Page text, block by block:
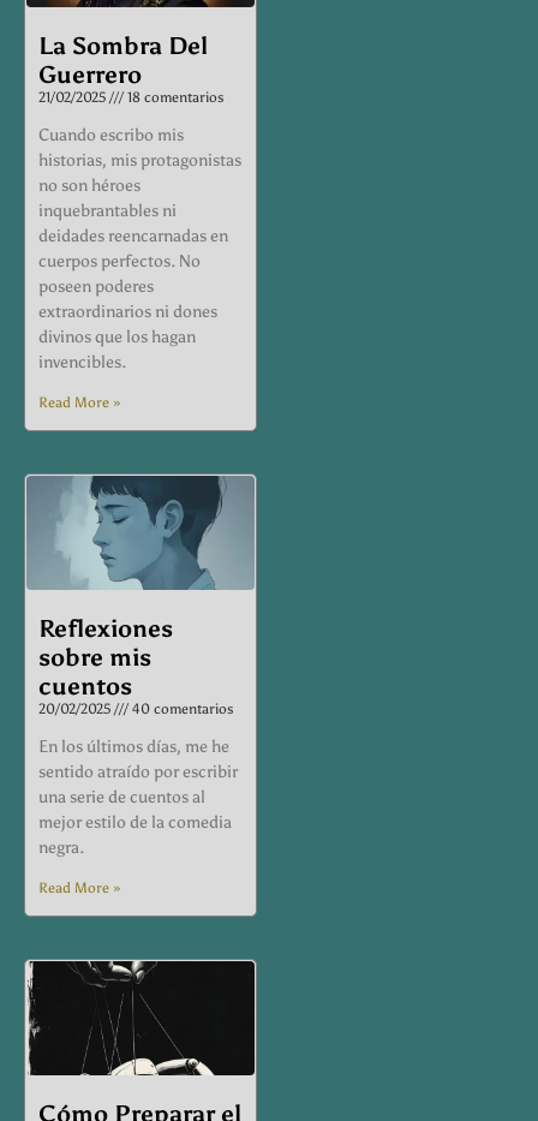
La Sombra Del
Guerrero
21/02/2025 18 comentarios
Cuando escribo mis
historias, mis protagonistas
no son héroes
inquebrantables ni
deidades reencarnadas en
cuerpos perfectos. No
poseen poderes
extraordinarios ni dones
divinos que los hagan
invencibles.
Read More »
Reflexiones
sobre mis
cuentos
20/02/2025 40 comentarios
En los últimos días, me he
sentido atraído por escribir
una serie de cuentos al
mejor estilo de la comedia
negra.
Read More »
Cómo Preparar el